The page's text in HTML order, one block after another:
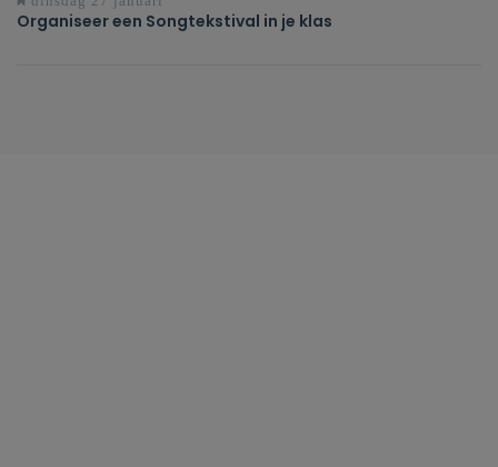
Organiseer een Songtekstival in je klas